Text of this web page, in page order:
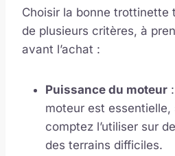
Choisir la bonne trottinette
de plusieurs critères, à
avant l’achat :
Puissance du moteur
moteur est
comptez l’utiliser sur
des terrains difficiles.